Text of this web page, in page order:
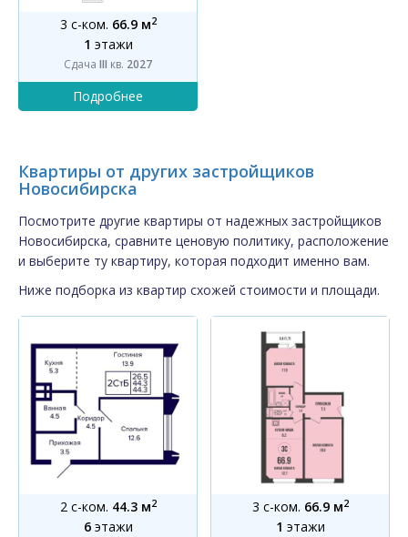
3 с-ком. 66.9 м2
1 этажи
Сдача III кв. 2027
Квартиры от других застройщиков
Новосибирска
Посмотрите другие квартиры от надежных застройщиков
Новосибирска, сравните ценовую политику, расположение
и выберите ту квартиру, которая подходит именно вам.
Ниже подборка из квартир схожей стоимости и площади.
2 с-ком. 44.3 м2
6этажи
3 с-ком. 66.9 м2
1 этажи